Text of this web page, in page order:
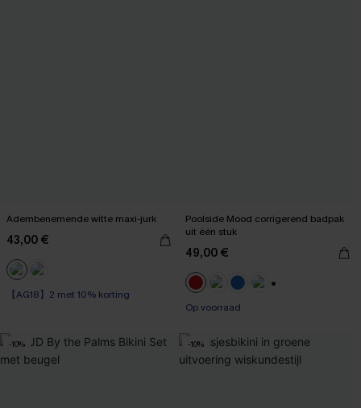
Adembenemende witte maxi-jurk
43,00 €
【AG18】2 met 10% korting
Poolside Mood corrigerend badpak
uit één stuk
49,00 €
Op voorraad
-10% -10%